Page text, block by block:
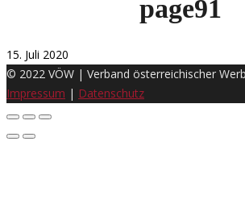
page91
15. Juli 2020
© 2022 VÖW | Verband österreichischer
Impressum | Datenschutz